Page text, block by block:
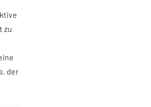
zu
der